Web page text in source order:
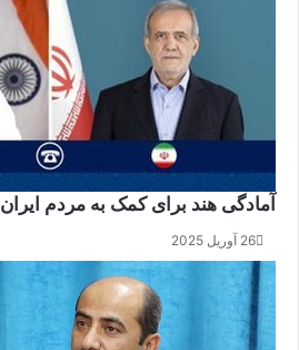
آمادگی هند برای کمک به مردم ایران
26 آوریل 2025